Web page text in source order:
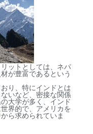
ットとしては、ネパ
が豊富であるという
り、特にインドとは
いなど、密接な関係
大学が多く、インド
界的で、アメリカを
ら求められていま